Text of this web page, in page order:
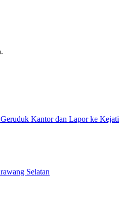
Kantor dan Lapor ke Kejati
Selatan